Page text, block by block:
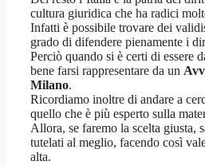
cultura giuridica che ha radici
Infatti è possibile trovare dei
grado di difendere pienamente i
Perciò quando si è certi di essere
bene farsi rappresentare da un
Milano.
Ricordiamo inoltre di andare a
quello che è più esperto sulla
Allora, se faremo la scelta giusta,
tutelati al meglio, facendo così
alta.